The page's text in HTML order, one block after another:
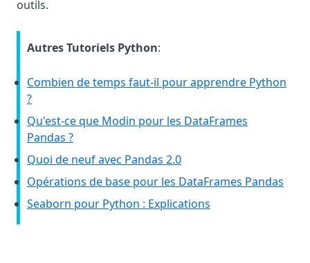
outils.
Autres Tutoriels Python:
Combien de temps faut-il pour apprendre Python
?
Qu'est-ce que Modin pour les DataFrames
Pandas ?
Quoi de neuf avec Pandas 2.0
Opérations de base pour les DataFrames Pandas
Seaborn pour Python : Explications